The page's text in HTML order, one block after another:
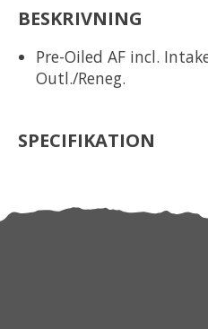
BESKRIVNING
Pre-Oiled AF incl.
Outl./Reneg.
SPECIFIKATION